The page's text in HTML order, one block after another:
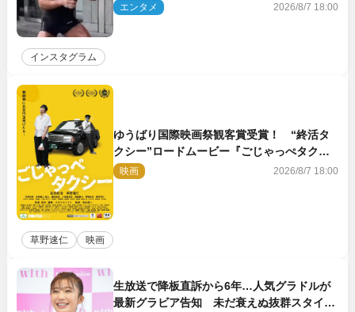
エンタメ 2026/8/7 18:00
インスタグラム
ゆうばり国際映画祭観客賞受賞！ “終活タ
クシー”ロードムービー『ごじゃっぺタクシ
ー』10月公開＆予告解禁
映画 2026/8/7 18:00
草野速仁 映画
生放送で降板直訴から6年…人気グラドルが
最新グラビア告知 未だ衰えぬ抜群スタイル